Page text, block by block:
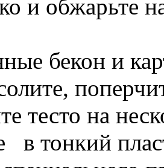
и обжарьте
бекон и
тесто на
в тонкий